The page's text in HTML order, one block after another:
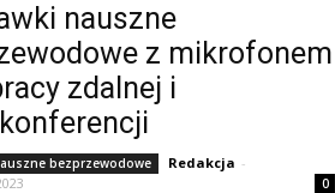
nauszne
z mikrofonem
zdalnej i
bezprzewodowe Redakcja -
0